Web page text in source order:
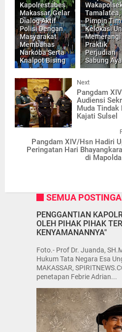
Kapolrestabes
Makassar, Gelar
Dialog Aktif
Polisi Dengan
Masyarakat
Membahas
Narkoba Serta
Knalpot Bising
Tamalatea,
Pimpin Tim
Kelokasi
Memerangi
Praktik
Perjudian
Sabung
Next
Pangdam
Audiensi
Muda
Kajati Sulsel
Pangdam XIV/Hsn Hadiri
Peringatan Hari
di Mapolda
SEMUA
PENGGANTIAN
OLEH PIHAK PIHAK
KENYAMANANNYA"
Foto.- Prof Dr. Juanda,
Hukum Tata Negara Esa
MAKASSAR,
penetapan Febrie Adrian...